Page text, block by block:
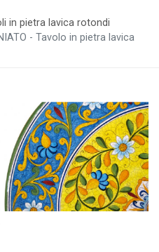
in pietra lavica rotondi
- Tavolo in pietra lavica